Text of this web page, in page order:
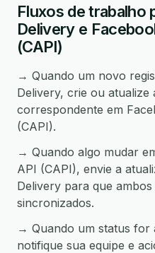
Fluxos de trabalho
Delivery e
(CAPI)
→ Quando um novo
Delivery, crie ou atualize
correspondente em
(CAPI).
→ Quando algo mudar
API (CAPI), envie a
Delivery para que
sincronizados.
→ Quando um status for
notifique sua equipe e